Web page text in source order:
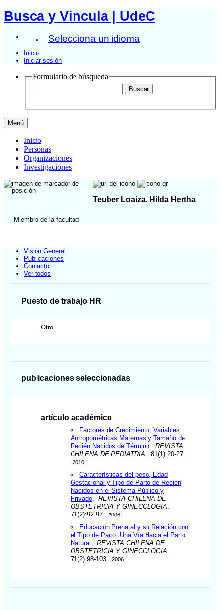
Busca y Vincula | UdeC
Selecciona un idioma
Inicio
Iniciar sesión
Formulario de búsqueda
Menú
Inicio
Personas
Organizaciones
Investigaciones
Teuber Loaiza, Hilda Hertha
Miembro de la facultad
Visión General
Publicaciones
Contacto
Ver todos
Puesto de trabajo HR
Otro
publicaciones seleccionadas
artículo académico
Factores de Crecimiento, Variables
Antropométricas Maternas y Tamaño de
Recién Nacidos de Término.REVISTA
CHILENA DE PEDIATRIA. 81(1):20-27.
2010
Características del peso, Edad
Gestacional y Tipo de Parto de Recién
Nacidos en el Sistema Público y
Privado.REVISTA CHILENA DE
OBSTETRICIA Y GINECOLOGIA.
71(2):92-97.
2006
Educación Prenatal y su Relación con
el Tipo de Parto: Una Vía Hacia el Parto
Natural .REVISTA CHILENA DE
OBSTETRICIA Y GINECOLOGIA.
71(2):98-103.
2006